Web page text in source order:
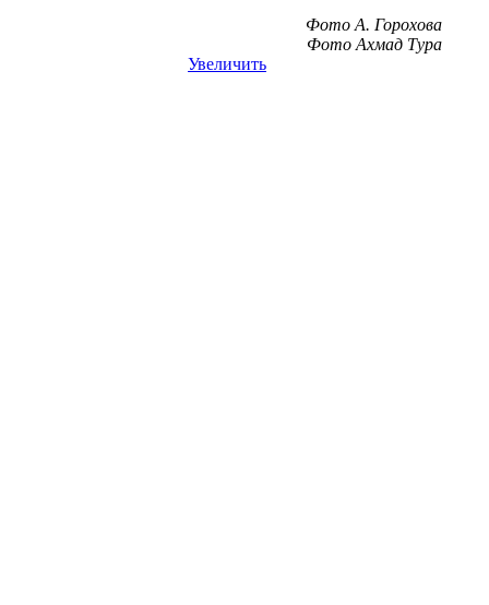
Фото А. Горохова
Фото Ахмад Тура
Увеличить